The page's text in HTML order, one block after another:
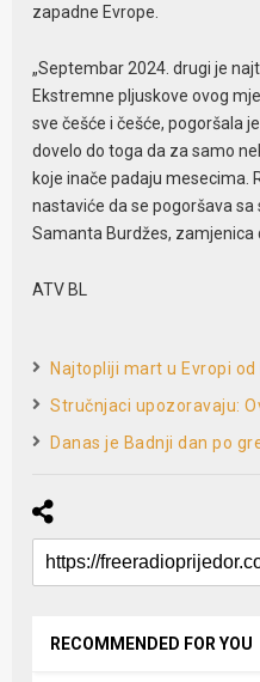
zapadne Еvrope.
„Septembar 2024. drugi je
Еkstremne pljuskove ovog
sve češće i češće, pogoršala
dovelo do toga da za samo
koje inače padaju mesecima.
nastaviće da se pogoršava
Samanta Burdžes, zamjenica
ATV BL
Najtopliji mart u Evropi
Stručnjaci upozoravaju:
Danas je Badnji dan po
RECOMMENDED FOR YOU